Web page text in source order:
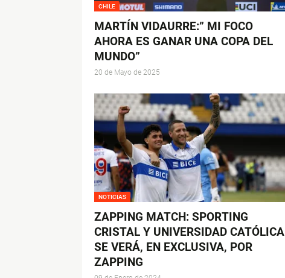
CHILE
MARTÍN VIDAURRE:” MI FOCO
AHORA ES GANAR UNA COPA DEL
MUNDO”
20 de Mayo de 2025
NOTICIAS
ZAPPING MATCH: SPORTING
CRISTAL Y UNIVERSIDAD CATÓLICA
SE VERÁ, EN EXCLUSIVA, POR
ZAPPING